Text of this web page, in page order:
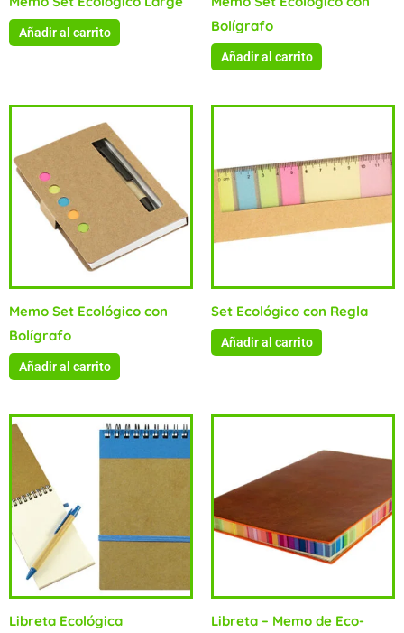
Añadir al carrito
Bolígrafo
Añadir al carrito
Memo Set Ecológico con
Bolígrafo
Añadir al carrito
Set Ecológico con Regla
Añadir al carrito
Libreta Ecológica
Libreta – Memo de Eco-